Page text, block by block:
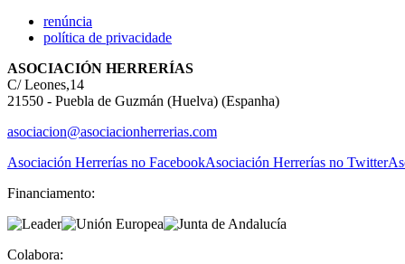
renúncia
política de privacidade
ASOCIACIÓN HERRERÍAS
C/ Leones,14
21550 - Puebla de Guzmán (Huelva) (Espanha)
asociacion@asociacionherrerias.com
Asociación Herrerías no FacebookAsociación Herrerías no Twitter
Financiamento:
Colabora: